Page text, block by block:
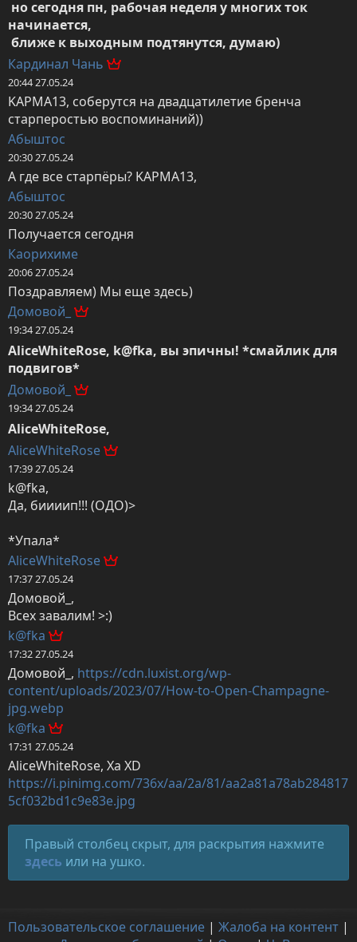
начинается,
ближе к выходным подтянутся, думаю)
Кардинал Чань
20:44 27.05.24
KAPMA13, соберутся на двадцатилетие бренча
старперостью воспоминаний))
Абыштос
20:30 27.05.24
А где все старпёры? KAPMA13,
Абыштос
20:30 27.05.24
Получается сегодня
Каорихиме
20:06 27.05.24
Поздравляем) Мы еще здесь)
Домовой_
19:34 27.05.24
AliceWhiteRose, k@fka, вы эпичны! *смайлик для
подвигов*
Домовой_
19:34 27.05.24
AliceWhiteRose,
AliceWhiteRose
17:39 27.05.24
k@fka,
Да, биииип!!! (ОДО)>
*Упала*
AliceWhiteRose
17:37 27.05.24
Домовой_,
Всех завалим! >:)
k@fka
17:32 27.05.24
Домовой_, https://cdn.luxist.org/wp-
content/uploads/2023/07/How-to-Open-Champagne-
jpg.webp
k@fka
17:31 27.05.24
https://i.pinimg.com/736x/aa/2a/81/aa2a81a78ab284817
5cf032bd1c9e83e.jpg
Правый столбец скрыт, для раскрытия нажмите
здесь или на ушко.
Пользовательское соглашение | Жалоба на контент |